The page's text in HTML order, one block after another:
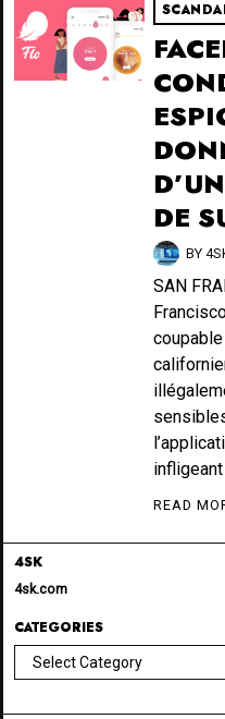
DE
BY
SAN
READ
4SK
4sk.com
CATEGORIES
Categories